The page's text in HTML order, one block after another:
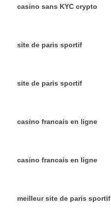
casino sans KYC crypto
site de paris sportif
site de paris sportif
casino francais en ligne
casino francais en ligne
meilleur site de paris sportif